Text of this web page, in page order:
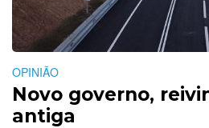
OPINIÃO
Novo governo,
antiga